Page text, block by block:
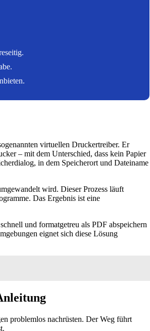
virtuellen Druckertreiber. Er
– mit dem Unterschied, dass kein Papier
in dem Speicherort und Dateiname
wird. Dieser Prozess läuft
Das Ergebnis ist eine
und formatgetreu als PDF abspeichern
eignet sich diese Lösung
problemlos nachrüsten. Der Weg führt